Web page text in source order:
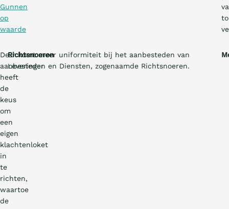
Gunnen
op
waarde
De
aanbesteder
heeft
de
keus
om
een
eigen
klachtenloket
in
te
richten,
waartoe
de
Richtsnoeren
Er komt meer uniformiteit bij het aanbesteden van
Leveringen en Diensten, zogenaamde Richtsnoeren.